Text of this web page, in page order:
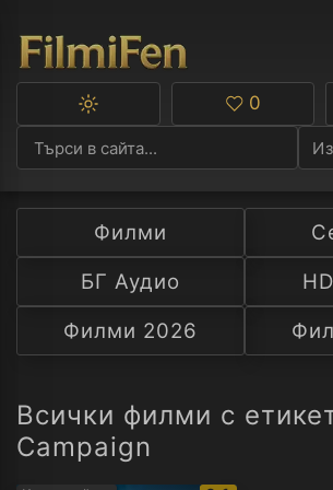
Ф
С
А
Превключване
тъмна
тема
Любими
0
Филми
БГ Аудио
Филми 2026
Всички филми с
Campaign